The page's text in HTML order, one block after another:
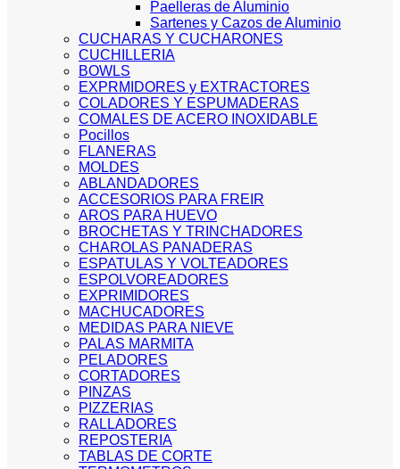
Paelleras de Aluminio
Sartenes y Cazos de Aluminio
CUCHARAS Y CUCHARONES
CUCHILLERIA
BOWLS
EXPRMIDORES y EXTRACTORES
COLADORES Y ESPUMADERAS
COMALES DE ACERO INOXIDABLE
Pocillos
FLANERAS
MOLDES
ABLANDADORES
ACCESORIOS PARA FREIR
AROS PARA HUEVO
BROCHETAS Y TRINCHADORES
CHAROLAS PANADERAS
ESPATULAS Y VOLTEADORES
ESPOLVOREADORES
EXPRIMIDORES
MACHUCADORES
MEDIDAS PARA NIEVE
PALAS MARMITA
PELADORES
CORTADORES
PINZAS
PIZZERIAS
RALLADORES
REPOSTERIA
TABLAS DE CORTE